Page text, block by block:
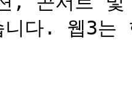
니다. 웹3는